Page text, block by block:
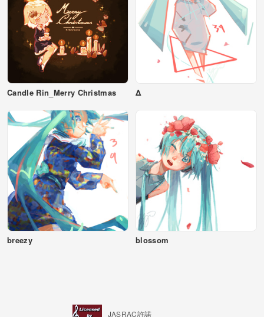
Candle Rin_Merry Christmas Δ
breezy blossom
JASRAC許諾